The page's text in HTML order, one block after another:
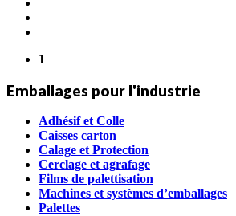
1
Emballages pour l'industrie
Adhésif et Colle
Caisses carton
Calage et Protection
Cerclage et agrafage
Films de palettisation
Machines et systèmes d’emballages
Palettes